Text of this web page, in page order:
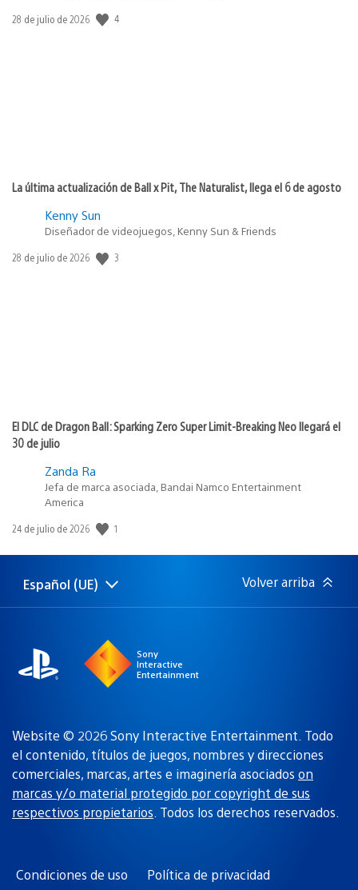
Fecha
28 de julio de 2026 4
La última actualización de Ball x Pit, The Naturalist, llega el 6 de agosto
Kenny Sun
Diseñador de videojuegos, Kenny Sun & Friends
Fecha
28 de julio de 2026 3
El DLC de Dragon Ball: Sparking Zero Super Limit-Breaking Neo llegará el
30 de julio
Zanda Ra
Jefa de marca asociada, Bandai Namco Entertainment
America
Fecha
publicación:
24 de julio de 2026 1
Selecciona
una
Región
actual:
Español (UE) Volver arriba
Sony
Interactive
Entertainment
Website © 2026 Sony Interactive Entertainment. Todo
el contenido, títulos de juegos, nombres y direcciones
comerciales, marcas, artes e imaginería asociados on
marcas y/o material protegido por copyright de sus
respectivos propietarios. Todos los derechos reservados.
Condiciones de uso Política de privacidad